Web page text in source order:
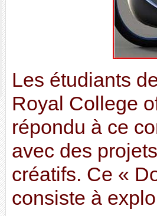
Les étudiants
Royal College
répondu à ce
avec des
créatifs. Ce «
consiste à